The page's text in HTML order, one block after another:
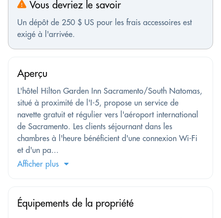
Vous devriez le savoir
Un dépôt de 250 $ US pour les frais accessoires est
exigé à l'arrivée.
Aperçu
L'hôtel Hilton Garden Inn Sacramento/South Natomas,
situé à proximité de l'I-5, propose un service de
navette gratuit et régulier vers l'aéroport international
de Sacramento. Les clients séjournant dans les
chambres à l'heure bénéficient d'une connexion Wi-Fi
et d'un pa...
Afficher plus
Équipements de la propriété